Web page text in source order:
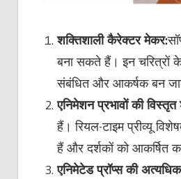
शक्तिशाली कैरेक्टर मेकर:
बना सकते हैं। इन चरित्रों
संबंधित और आकर्षक बन
एनिमेशन प्रभावों की
हैं। रियल-टाइम प्रीव्यू
हैं और दर्शकों को आकर्षित
एनिमेटेड प्रॉप्स की अत्यधिक